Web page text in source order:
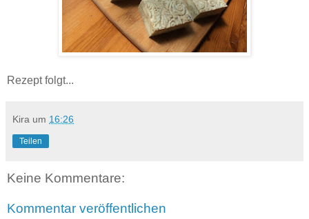
Rezept folgt...
Kira um 16:26
Teilen
Keine Kommentare:
Kommentar veröffentlichen